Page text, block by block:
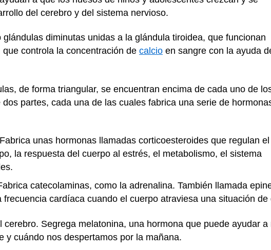
del cerebro y del sistema nervioso.
glándulas diminutas unidas a la glándula tiroidea, que funcionan
controla la concentración de calcio en sangre con la ayuda
de forma triangular, se encuentran encima de cada uno de
partes, cada una de las cuales fabrica una serie de
unas hormonas llamadas corticoesteroides que regulan el
la respuesta del cuerpo al estrés, el metabolismo, el sistema
catecolaminas, como la adrenalina. También llamada
cardíaca cuando el cuerpo atraviesa una situación de
cerebro. Segrega melatonina, una hormona que puede ayudar a
y cuándo nos despertamos por la mañana.